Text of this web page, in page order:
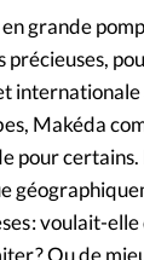
grande
Makéda
pour
: voulait-
? Ou de